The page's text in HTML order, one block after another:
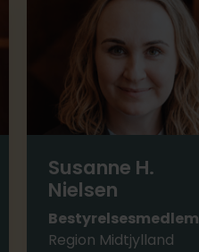
Susanne H.
Nielsen
Bestyrelsesmedlem
Region Midtjylland